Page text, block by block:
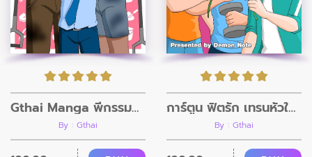
Gthai Manga พี่กรรมกรก่อสร้าง ภาค3
By : Gthai
การ์ตูน ฟิตรัก เทรนหัวใจ ตอนที่8
By : Gthai